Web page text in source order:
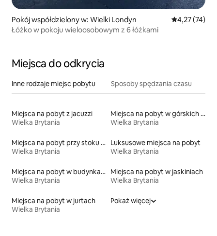
Pokój współdzielony w: Wielki Londyn Średnia
4,27 (74)
Łóżko w pokoju wieloosobowym z 6 łóżkami
Miejsca do odkrycia
Inne rodzaje miejsc pobytu Sposoby spędzania czasu
Miejsca na pobyt z jacuzzi
Wielka Brytania
Miejsca na pobyt w górskich chatach
Wielka Brytania
Miejsca na pobyt przy stoku narciarskim
Wielka Brytania
Luksusowe miejsca na pobyt
Wielka Brytania
Miejsca na pobyt w budynkach sakralnych
Wielka Brytania
Miejsca na pobyt w jaskiniach
Wielka Brytania
Miejsca na pobyt w jurtach
Wielka Brytania
Pokaż więcej